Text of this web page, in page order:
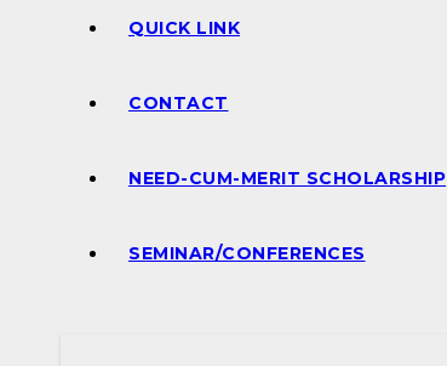
QUICK LINK
CONTACT
NEED-CUM-MERIT SCHOLARSHIP
SEMINAR/CONFERENCES